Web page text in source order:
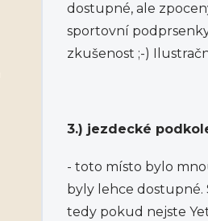
dostupné, ale
sportovní
zkušenost ;-)
3.) jezdecké
- toto místo bylo
byly lehce dostupné.
tedy pokud nejste